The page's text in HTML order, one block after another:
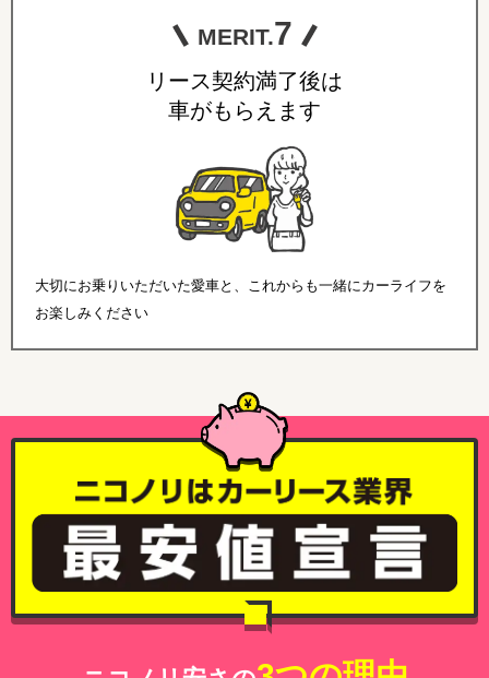
MERIT.7
リース契約満了後は
車がもらえます
大切にお乗りいただいた愛車と、これからも一緒にカーライフを
お楽しみください